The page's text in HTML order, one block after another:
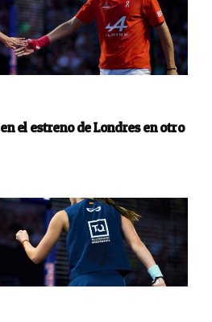
el estreno de Londres en otro